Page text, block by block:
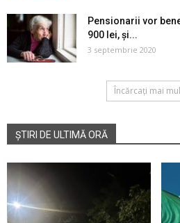
Pensionarii vor
900 lei, și...
3 septembrie 2020
Încărcați mai
ȘTIRI DE ULTIMĂ ORĂ